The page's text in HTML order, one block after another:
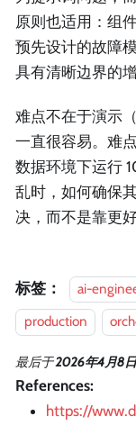
原则也适用：组
预先设计的故障
具有清晰边界的增
难点不在于演示
一直很容易。难
数据环境下运行
乱时，如何确保
决，而不是靠更
标签： ai-
production
最后于2026年4月8日
References:
https://